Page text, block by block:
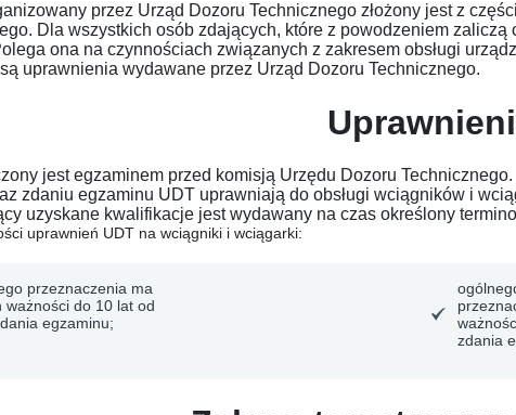
przez Urząd Dozoru Technicznego złożony jest z
Dla wszystkich osób zdających, które z powodzeniem
ona na czynnościach związanych z zakresem obsługi
uprawnienia wydawane przez Urząd Dozoru Technicznego.
jest egzaminem przed komisją Urzędu Dozoru
zdaniu egzaminu UDT uprawniają do obsługi wciągników i
uzyskane kwalifikacje jest wydawany na czas określony
uprawnień UDT na wciągniki i wciągarki:
przeznaczenia ma
ważności do 10 lat od
egzaminu;
zdania